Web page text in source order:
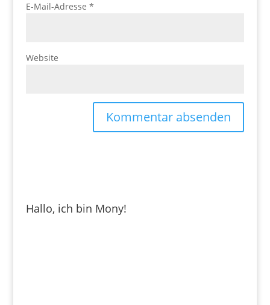
E-Mail-Adresse *
Website
Hallo, ich bin Mony!